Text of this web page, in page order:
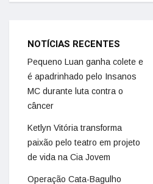
NOTÍCIAS RECENTES
Pequeno Luan ganha colete e
é apadrinhado pelo Insanos
MC durante luta contra o
câncer
Ketlyn Vitória transforma
paixão pelo teatro em projeto
de vida na Cia Jovem
Operação Cata-Bagulho